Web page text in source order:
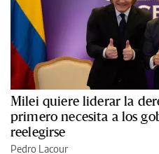
Milei quiere liderar la
primero necesita a los
reelegirse
Pedro Lacour